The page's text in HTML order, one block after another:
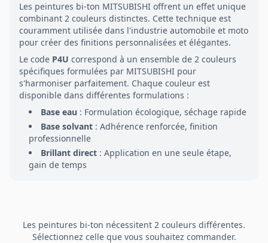
Les peintures bi-ton MITSUBISHI offrent un effet unique
combinant 2 couleurs distinctes. Cette technique est
couramment utilisée dans l'industrie automobile et moto
pour créer des finitions personnalisées et élégantes.
Le code P4U correspond à un ensemble de 2 couleurs
spécifiques formulées par MITSUBISHI pour
s'harmoniser parfaitement. Chaque couleur est
disponible dans différentes formulations :
Base eau : Formulation écologique, séchage rapide
Base solvant : Adhérence renforcée, finition
professionnelle
Brillant direct : Application en une seule étape,
gain de temps
Les peintures bi-ton nécessitent 2 couleurs différentes.
Sélectionnez celle que vous souhaitez commander.